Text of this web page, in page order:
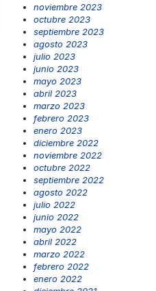
noviembre 2023
octubre 2023
septiembre 2023
agosto 2023
julio 2023
junio 2023
mayo 2023
abril 2023
marzo 2023
febrero 2023
enero 2023
diciembre 2022
noviembre 2022
octubre 2022
septiembre 2022
agosto 2022
julio 2022
junio 2022
mayo 2022
abril 2022
marzo 2022
febrero 2022
enero 2022